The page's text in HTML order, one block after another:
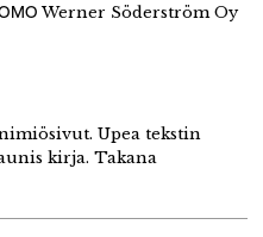
Werner Söderström Oy
Upea tekstin
kirja. Takana